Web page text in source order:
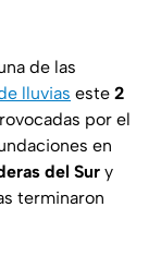
de las
lluvias este 2
por el
en
del Sur y
terminaron